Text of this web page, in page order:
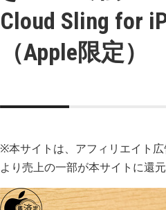
Cloud Sling for
（Apple限定）
※本サイトは、アフィリエイト
より売上の一部が本サイトに還